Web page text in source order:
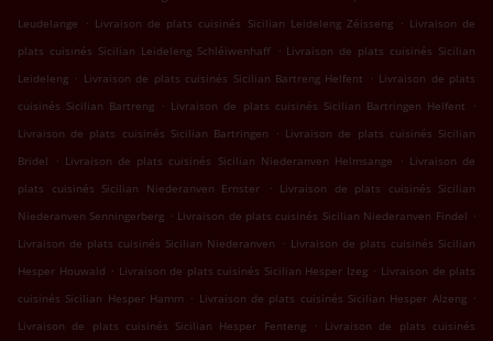
Leudelange
. Livraison de plats cuisinés Sicilian Leideleng Zéisseng . Livraison de
plats cuisinés Sicilian Leideleng Schléiwenhaff . Livraison de plats cuisinés Sicilian
Leideleng . Livraison de plats cuisinés Sicilian Bartreng Helfent . Livraison de plats
cuisinés Sicilian Bartreng . Livraison de plats cuisinés Sicilian Bartringen Helfent
.
Livraison de plats cuisinés Sicilian Bartringen
. Livraison de plats cuisinés Sicilian
Bridel
. Livraison de plats cuisinés Sicilian Niederanven Helmsange . Livraison de
plats cuisinés Sicilian Niederanven Ernster
. Livraison de plats cuisinés Sicilian
Niederanven Senningerberg . Livraison de plats cuisinés Sicilian Niederanven Findel .
Livraison de plats cuisinés Sicilian Niederanven
. Livraison de plats cuisinés Sicilian
Hesper Houwald . Livraison de plats cuisinés Sicilian Hesper Izeg . Livraison de plats
cuisinés Sicilian Hesper Hamm . Livraison de plats cuisinés Sicilian Hesper Alzeng .
Livraison de plats cuisinés Sicilian Hesper Fenteng
. Livraison de plats cuisinés